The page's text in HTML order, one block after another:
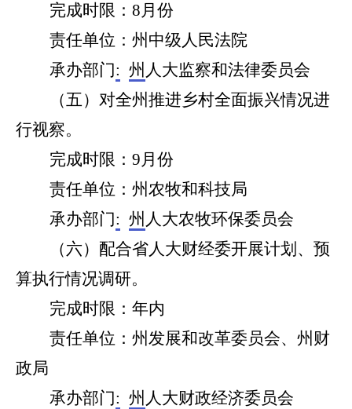
完成时限： 8月份
责任单位：州 中级人民法院
承办部门: 州 人大监察和法律委员会
（五）对全州推进乡村全面振兴情况进
行视察。
完成时限： 9月份
责任单位：州农牧和科技局
承办部门: 州 人大农牧环保委员会
（六）配合省人大财经委开展计划、预
算执行情况调研。
完成时限： 年内
责任单位：州发展和改革委员会、州财
政局
承办部门: 州 人大财政经济委员会